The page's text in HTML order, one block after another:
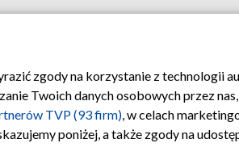
TVP Polityka prywatności
zgody na korzystanie z technologii
Twoich danych osobowych przez
TVP (93 firm), w celach
poniżej, a także zgody na